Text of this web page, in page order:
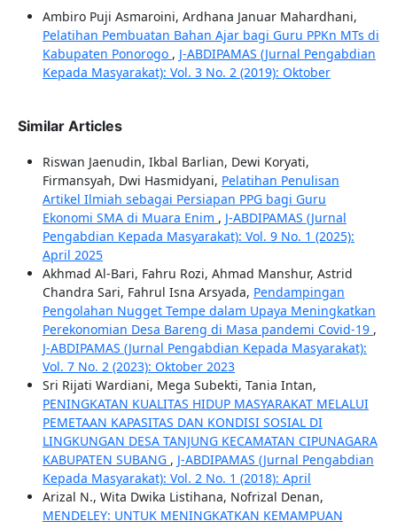
Ambiro Puji Asmaroini, Ardhana Januar Mahardhani,
Pelatihan Pembuatan Bahan Ajar bagi Guru PPKn MTs di
Kabupaten Ponorogo , J-ABDIPAMAS (Jurnal Pengabdian
Kepada Masyarakat): Vol. 3 No. 2 (2019): Oktober
Similar Articles
Riswan Jaenudin, Ikbal Barlian, Dewi Koryati,
Firmansyah, Dwi Hasmidyani, Pelatihan Penulisan
Artikel Ilmiah sebagai Persiapan PPG bagi Guru
Ekonomi SMA di Muara Enim , J-ABDIPAMAS (Jurnal
Pengabdian Kepada Masyarakat): Vol. 9 No. 1 (2025):
April 2025
Akhmad Al-Bari, Fahru Rozi, Ahmad Manshur, Astrid
Chandra Sari, Fahrul Isna Arsyada, Pendampingan
Pengolahan Nugget Tempe dalam Upaya Meningkatkan
Perekonomian Desa Bareng di Masa pandemi Covid-19 ,
J-ABDIPAMAS (Jurnal Pengabdian Kepada Masyarakat):
Vol. 7 No. 2 (2023): Oktober 2023
Sri Rijati Wardiani, Mega Subekti, Tania Intan,
PENINGKATAN KUALITAS HIDUP MASYARAKAT MELALUI
PEMETAAN KAPASITAS DAN KONDISI SOSIAL DI
LINGKUNGAN DESA TANJUNG KECAMATAN CIPUNAGARA
KABUPATEN SUBANG , J-ABDIPAMAS (Jurnal Pengabdian
Kepada Masyarakat): Vol. 2 No. 1 (2018): April
Arizal N., Wita Dwika Listihana, Nofrizal Denan,
MENDELEY: UNTUK MENINGKATKAN KEMAMPUAN